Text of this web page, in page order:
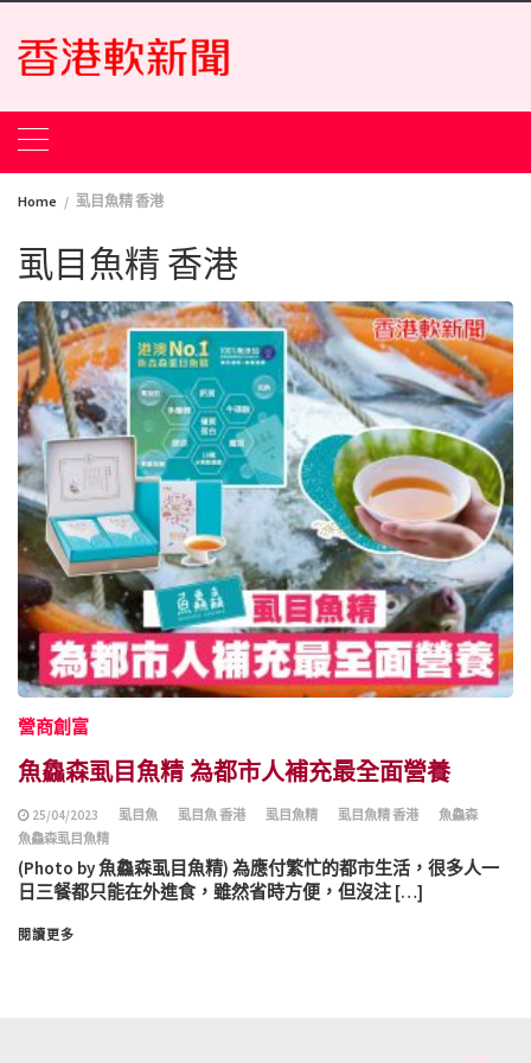
Skip
content
Home 虱目魚精 香港
虱目魚精 香港
營商創富
魚鱻森虱目魚精 為都市人補充最全面營養
25/04/2023 虱目魚 虱目魚 香港 虱目魚精 虱目魚精 香港
魚鱻森
魚鱻森虱目魚精
(Photo by 魚鱻森虱目魚精) 為應付繁忙的都市生活，很多人一
日三餐都只能在外進食，雖然省時方便，但沒注 […]
閱讀更多